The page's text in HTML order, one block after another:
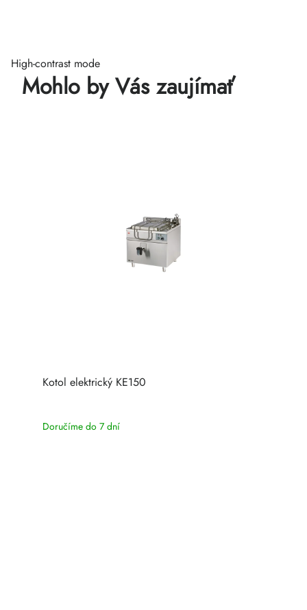
High-contrast mode
Mohlo by Vás zaujímať
Kotol elektrický KE150
Doručíme do 7 dní